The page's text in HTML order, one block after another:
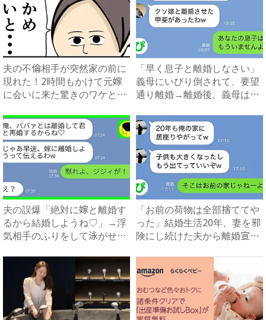
夫の不倫相手が突然家の前に
現れた！2時間もかけて元嫁
に会いに来た驚きのワケと
「早く息子と離婚しなさい」
義母にいびり倒されて、要望
通り離婚→離婚後、義母は絶
夫の誤爆「絶対に嫁と離婚す
るから結婚しようね♡」→浮
気相手のふりをして泳がせて
「お前の荷物は全部捨ててや
った」結婚生活20年、妻を邪
険にし続けた夫から離婚宣